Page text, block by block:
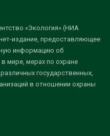
«Экология» (НИА
издание, предоставляющее
информацию об
в мире, мерах по охране
государственных,
в отношении охраны